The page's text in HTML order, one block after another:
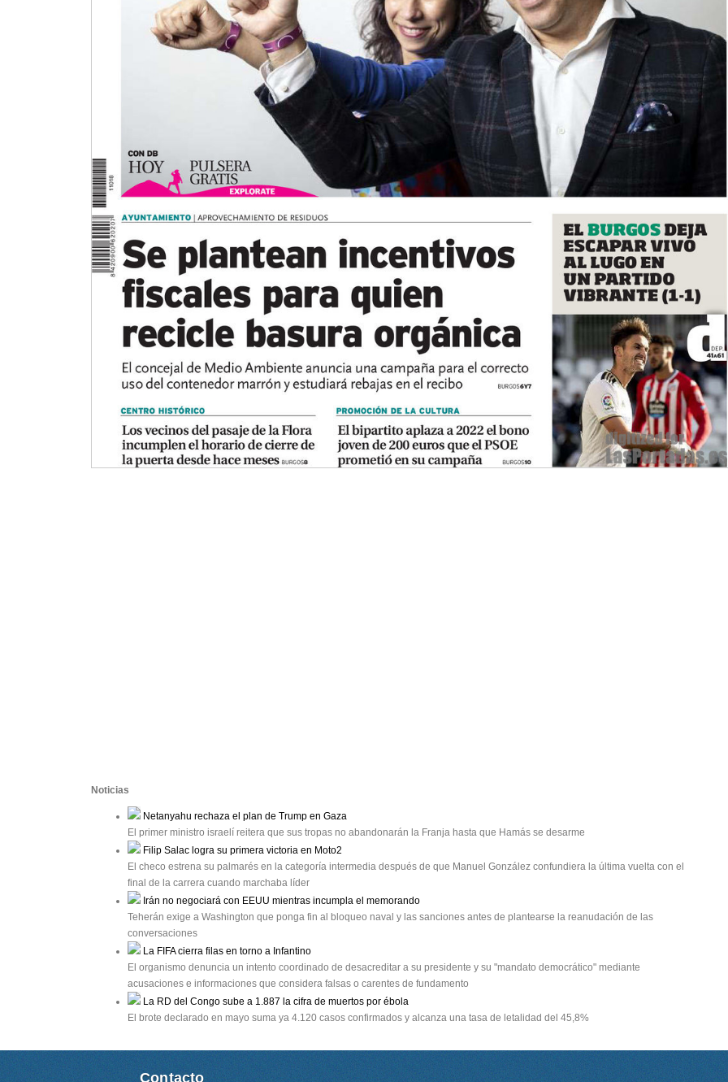
Noticias
Netanyahu rechaza el plan de Trump en Gaza
El primer ministro israelí reitera que sus tropas no abandonarán la Franja hasta que Hamás se desarme
Filip Salac logra su primera victoria en Moto2
El checo estrena su palmarés en la categoría intermedia después de que Manuel González confundiera la última vuelta con el
final de la carrera cuando marchaba líder
Irán no negociará con EEUU mientras incumpla el memorando
Teherán exige a Washington que ponga fin al bloqueo naval y las sanciones antes de plantearse la reanudación de las
conversaciones
La FIFA cierra filas en torno a Infantino
El organismo denuncia un intento coordinado de desacreditar a su presidente y su "mandato democrático" mediante
acusaciones e informaciones que considera falsas o carentes de fundamento
La RD del Congo sube a 1.887 la cifra de muertos por ébola
El brote declarado en mayo suma ya 4.120 casos confirmados y alcanza una tasa de letalidad del 45,8%
Contacto